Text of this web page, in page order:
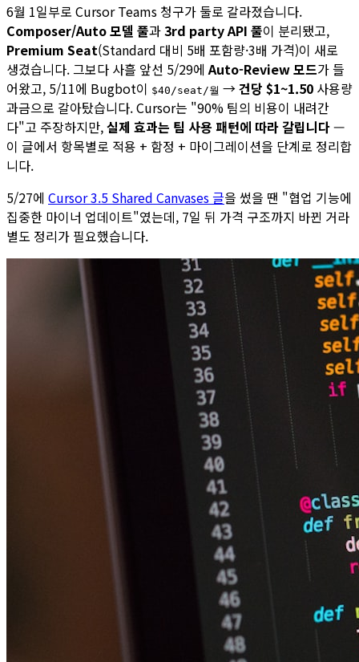
6월 1일부로 Cursor Teams 청구가 둘로 갈라졌습니다.
Composer/Auto 모델 풀과3rd party API 풀이 분리됐고,
Premium Seat(Standard 대비 5배 포함량·3배 가격)이 새로
생겼습니다. 그보다 사흘 앞선 5/29에Auto-Review 모드가 들
어왔고, 5/11에 Bugbot이 $40/seat/월 →건당 $1~1.50 사용량
과금으로 갈아탔습니다. Cursor는 "90% 팀의 비용이 내려간
다"고 주장하지만,실제 효과는 팀 사용 패턴에 따라 갈립니다—
이 글에서 항목별로 적용 + 함정 + 마이그레이션을 단계로 정리합
니다.
5/27에 Cursor 3.5 Shared Canvases 글을 썼을 땐 "협업 기능에
집중한 마이너 업데이트"였는데, 7일 뒤 가격 구조까지 바뀐 거라
별도 정리가 필요했습니다.